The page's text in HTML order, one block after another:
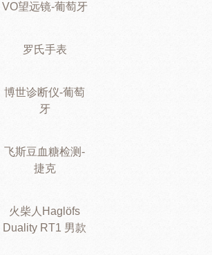
VO望远镜-葡萄牙
罗氏手表
博世诊断仪-葡萄
牙
飞斯豆血糖检测-
捷克
火柴人Haglöfs
Duality RT1 男款